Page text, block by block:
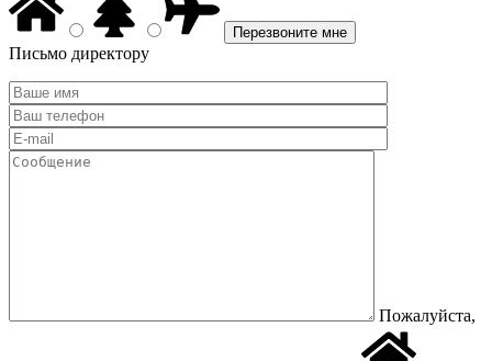
Письмо директору
Пожалуйста,